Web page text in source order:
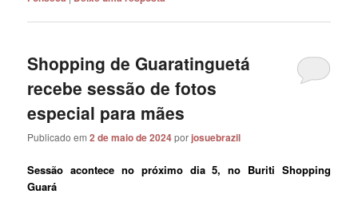
Shopping de Guaratinguetá
recebe sessão de fotos
especial para mães
Publicado em2 de maio de 2024porjosuebrazil
Sessão acontece no próximo dia 5, no Buriti Shopping
Guará